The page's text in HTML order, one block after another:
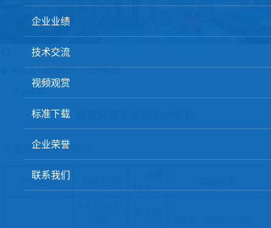
球团矿/烧结矿/块矿高温冶金性能检测系统
高炉配吹煤检测设备
冶金渣、保护渣等高温物性检测设备
冶金石灰活性度测定仪
矿石、焦炭物理检测及制样设备
企业业绩
技术交流
视频观赏
标准下载
企业荣誉
联系我们
焦球法一致或优于人工制焦球。
产品搜索 >
产品型号及主要特点
产品名称
特点